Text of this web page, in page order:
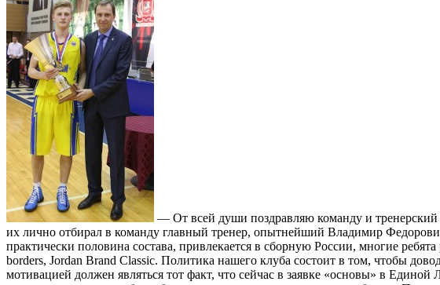
— От всей души поздравляю команду и тренерский
их лично отбирал в команду главный тренер, опытнейший Владимир
практически половина состава, привлекается в сборную России, многие
borders, Jordan Brand Classic. Политика нашего клуба состоит в том, чтобы
мотивацией должен являться тот факт, что сейчас в заявке «основы» в